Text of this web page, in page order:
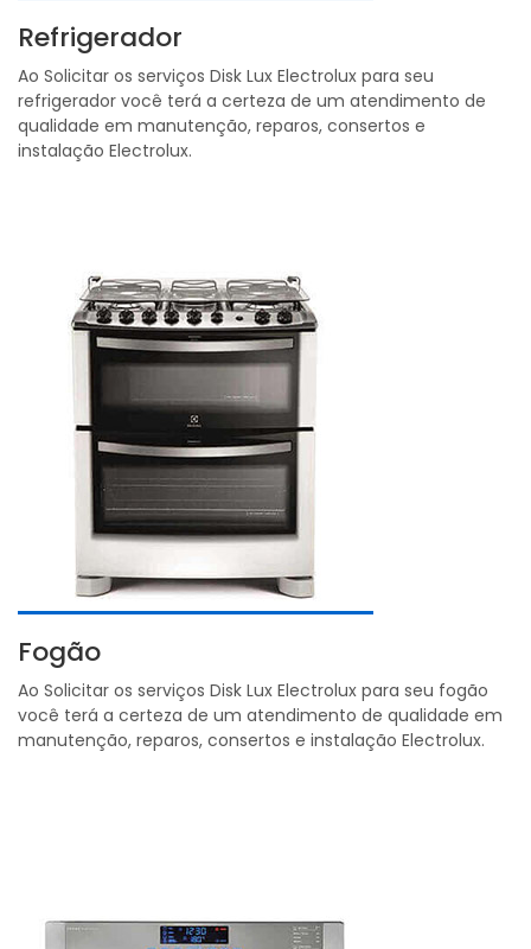
Refrigerador
Ao Solicitar os serviços Disk Lux Electrolux para seu
refrigerador você terá a certeza de um atendimento de
qualidade em manutenção, reparos, consertos e
instalação Electrolux.
Fogão
Ao Solicitar os serviços Disk Lux Electrolux para seu fogão
você terá a certeza de um atendimento de qualidade em
manutenção, reparos, consertos e instalação Electrolux.